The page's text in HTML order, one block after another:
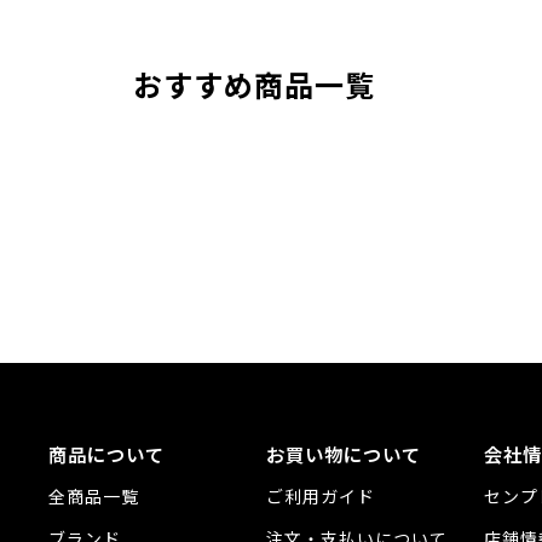
おすすめ商品一覧
商品について
全商品一覧
お買い物について
ご利用ガイド
会社
センプ